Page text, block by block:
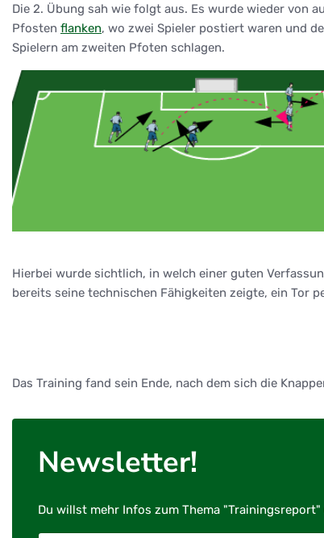
Die 2. Übung sah wie folgt aus. Es wurde wieder von
Pfosten flanken, wo zwei Spieler postiert waren und
Spielern am zweiten Pfoten schlagen.
Hierbei wurde sichtlich, in welch einer guten
bereits seine technischen Fähigkeiten zeigte, ein Tor
Das Training fand sein Ende, nach dem sich die
Newsletter!
Du willst mehr Infos zum Thema